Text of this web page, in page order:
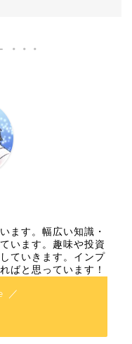
ます。幅広い知識・
います。趣味や投資
ていきます。インプ
ばと思っています！
／